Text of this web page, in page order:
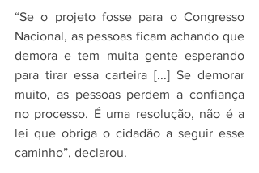
“Se o projeto fosse para o Congresso
Nacional, as pessoas ficam achando que
demora e tem muita gente esperando
para tirar essa carteira [...] Se demorar
muito, as pessoas perdem a confiança
no processo. É uma resolução, não é a
lei que obriga o cidadão a seguir esse
caminho”, declarou.